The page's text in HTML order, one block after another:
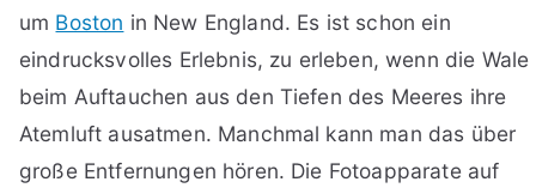
um Boston in New England. Es ist schon ein
eindrucksvolles Erlebnis, zu erleben, wenn die Wale
beim Auftauchen aus den Tiefen des Meeres ihre
Atemluft ausatmen. Manchmal kann man das über
große Entfernungen hören. Die Fotoapparate auf